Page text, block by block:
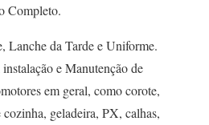
Completo.
Lanche da Tarde e Uniforme.
e Manutenção de
em geral, como corote,
geladeira, PX, calhas,